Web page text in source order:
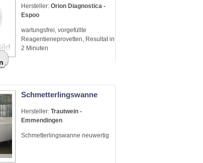
Hersteller: Orion Diagnostica -
Espoo
wartungsfrei, vorgefüllte
Reagentieneprovetten, Resultat in
2 Minuten
Schmetterlingswanne
Hersteller: Trautwein -
Emmendingen
Schmetterlingswanne neuwertig